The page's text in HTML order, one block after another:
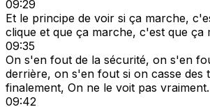
09:29
Et le principe de voir si ça marche,
clique et que ça marche, c'est que ça
09:35
On s'en fout de la sécurité, on s'en
derrière, on s'en fout si on casse des
finalement, On ne le voit pas vraiment.
09:42